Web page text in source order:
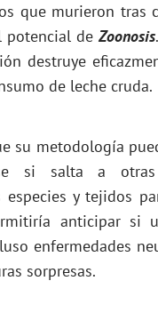
que murieron tras
potencial de Zoonosis
destruye
de leche cruda.
su metodología
si salta a otras
y tejidos
anticipar si
enfermedades
sorpresas.